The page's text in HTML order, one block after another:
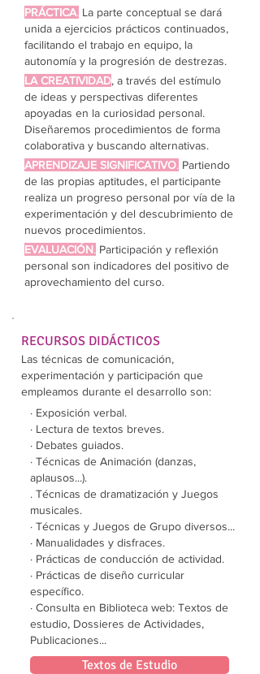
PRÁCTICA. La parte conceptual se dará
unida a ejercicios prácticos continuados,
facilitando el trabajo en equipo, la
autonomía y la progresión de destrezas.
LA CREATIVIDAD, a través del estímulo
de ideas y perspectivas diferentes
apoyadas en la curiosidad personal.
Diseñaremos procedimientos de forma
colaborativa y buscando alternativas.
APRENDIZAJE SIGNIFICATIVO. Partiendo
de las propias aptitudes, el participante
realiza un progreso personal por vía de la
experimentación y del descubrimiento de
nuevos procedimientos.
EVALUACIÓN. Participación y reflexión
personal son indicadores del positivo de
aprovechamiento del curso.
RECURSOS DIDÁCTICOS
Las técnicas de comunicación,
experimentación y participación que
empleamos durante el desarrollo son:
· Exposición verbal.
· Lectura de textos breves.
· Debates guiados.
· Técnicas de Animación (danzas,
aplausos...).
. Técnicas de dramatización y Juegos
musicales.
· Técnicas y Juegos de Grupo diversos...
· Manualidades y disfraces.
· Prácticas de conducción de actividad.
· Prácticas de diseño curricular
específico.
· Consulta en Biblioteca web: Textos de
estudio, Dossieres de Actividades,
Publicaciones...
Textos de Estudio